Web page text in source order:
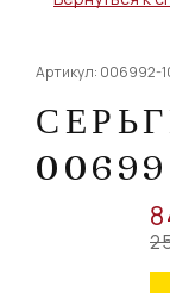
Артикул: 006992-